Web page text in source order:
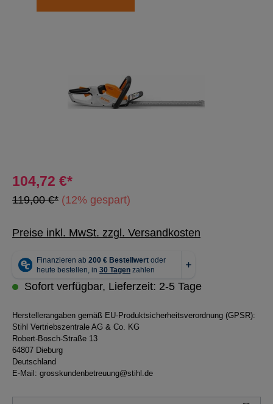
104,72 €*
119,00 €* (12% gespart)
Preise inkl. MwSt. zzgl. Versandkosten
Sofort verfügbar, Lieferzeit: 2-5 Tage
Herstellerangaben gemäß EU-Produktsicherheitsverordnung (GPSR):
Stihl Vertriebszentrale AG & Co. KG
Robert-Bosch-Straße 13
64807 Dieburg
Deutschland
E-Mail: grosskundenbetreuung@stihl.de